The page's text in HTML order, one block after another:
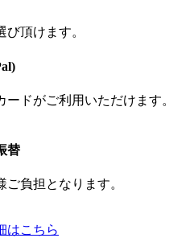
頂けます。
ドがご利用いただけます。
替
負担となります。
はこちら